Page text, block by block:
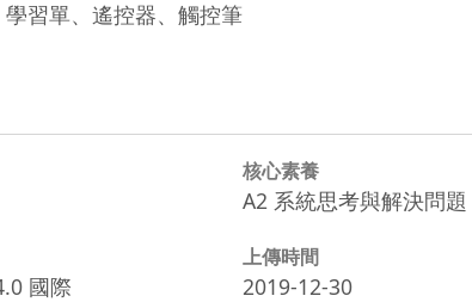
習單、遙控器、觸控筆
核心素養
A2 系統思考與解決問題
國際
上傳時間
2019-12-30